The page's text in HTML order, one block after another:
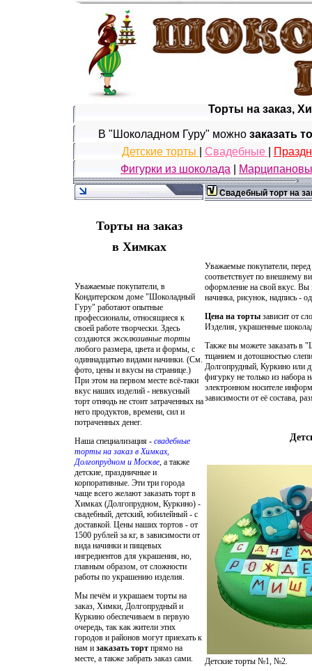
Торты на заказ,
В "Шоколадном Гуру" можно заказать
Детские торты
Свадебные
Фигурки из шоколада
Торты на заказ
в Химках
Уважаемые покупатели, в
Кондитерском доме "Шоколадный
Гуру" работают опытные
профессионалы, относящиеся к
своей работе творчески. Здесь
создаются эксклюзивные торты
любого размера, цвета и формы, с
одиннадцатью видами начинки. (См.
фото, цены и вкусы на странице.)
При этом на первом месте всё-таки
вкус наших изделий - невкусный
торт отнюдь не стоит затраченных на
него продуктов, времени, сил и
потраченных денег.
Наша специализация - свадебные
торты на заказ в Химках,
Долгопрудном и Москве, а также
детские, праздничные и
корпоративные. Эти три города
чаще всего желают заказать торт в
Химках (Долгопрудном, Куркино) -
свадебный, детский, юбилейный - с
доставкой. Цены наших тортов - от
1500 рублей за кг, в зависимости от
вида начинки и пищевых
ингредиентов для украшения, но,
главным образом, от сложности
работы по украшению изделия.
Мы печём и украшаем торты на
заказ, Химки, Долгопрудный и
Куркино обеспечиваем в первую
очередь, так как жители этих
городов и районов могут приехать к
нам и заказать торт прямо на
месте, а также забрать заказ сами.
Свадебный торт на
Уважаемые покупатели,
соответствует по внешнему
оформление на свой вкус. Вы
начинка, рисунок, надпись -
Цена на торты зависит от
Изделия, украшенные
Также вы можете заказать в
тщанием и дотошностью
Долгопрудный, Куркино или
фигурку не только из набора
электронном носителе
зависимости от её состава,
Детские торты №1, №2.